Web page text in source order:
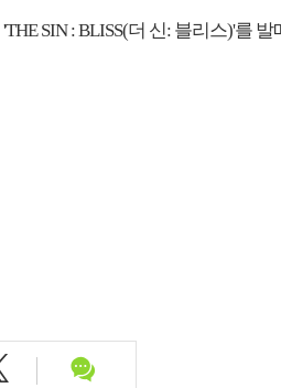
SIN : BLISS(더 신: 블리스)'를